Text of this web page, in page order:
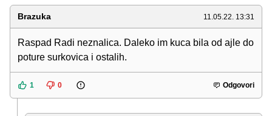
Brazuka 11.05.22. 13:31
Raspad Radi neznalica. Daleko im kuca bila od ajle do
poture surkovica i ostalih.
1 0 Odgovori